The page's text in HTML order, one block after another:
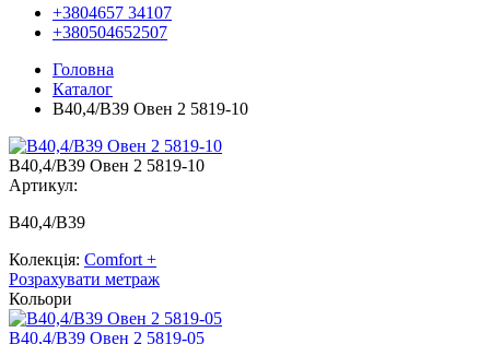
+3804657 34107
+380504652507
Головна
Каталог
B40,4/В39 Овен 2 5819-10
B40,4/В39 Овен 2 5819-10
Артикул:
B40,4/В39
Колекція: Comfort +
Розрахувати метраж
Кольори
B40,4/В39 Овен 2 5819-05